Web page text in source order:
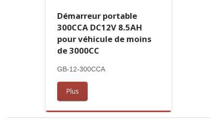
Démarreur portable
300CCA DC12V 8.5AH
pour véhicule de moins
de 3000CC
GB-12-300CCA
Plus